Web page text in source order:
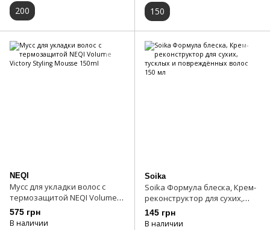
200 150
NEQI
Мусс для укладки волос с
термозащитой NEQI Volume
Victory Styling Mousse 150ml
575 грн
В наличии
Soika
Soika Формула блеска, Крем-
реконструктор для сухих,
тусклых и повреждённых
волос 150 мл
145 грн
В наличии